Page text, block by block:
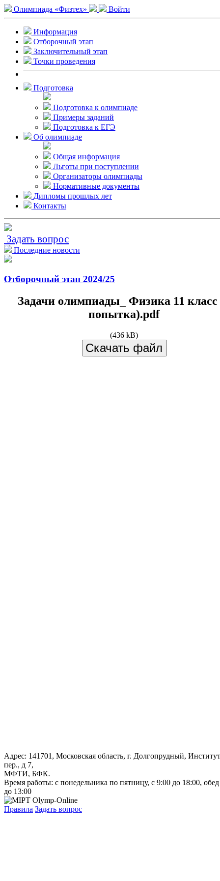
Олимпиада «Физтех» Войти
Информация
Отборочный этап
Заключительный этап
Точки проведения
Подготовка
Подготовка к олимпиаде
Примеры заданий
Подготовка к ЕГЭ
Об олимпиаде
Общая информация
Льготы при поступлении
Организаторы олимпиады
Нормативные документы
Дипломы прошлых лет
Контакты
Задать вопрос
Последние новости
Отборочный этап 2024/25
Задачи олимпиады_ Физика 11 класс
попытка).pdf
(436 kB)
Скачать файл
Адрес: 141701, Московская область, г. Долгопрудный,
пер., д 7,
МФТИ, БФК.
Время работы: с понедельника по пятницу, с 9:00 до 18:00,
до 13:00
Правила Задать вопрос